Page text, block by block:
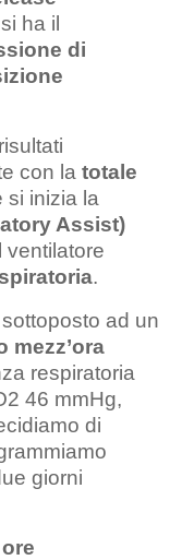
ha il
di
con la totale
si inizia la
Assist)
ventilatore
.
ad un
mezz’ora
respiratoria
46 mmHg,
di
giorni